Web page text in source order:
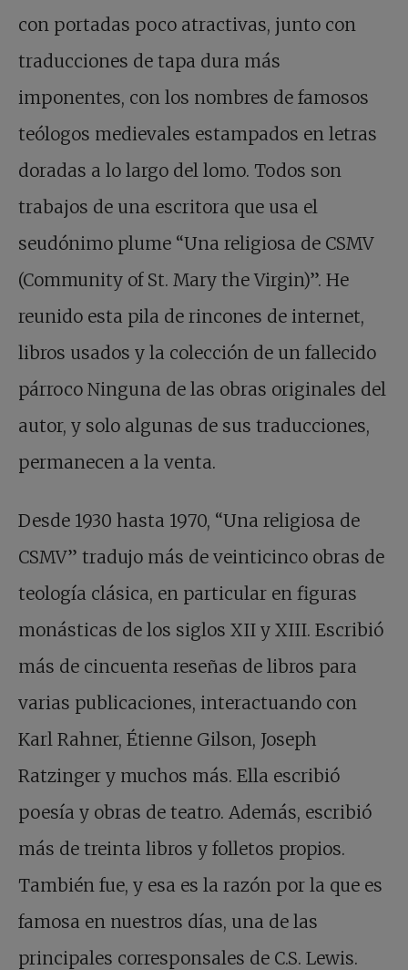
con portadas poco atractivas, junto con
traducciones de tapa dura más
imponentes, con los nombres de famosos
teólogos medievales estampados en letras
doradas a lo largo del lomo. Todos son
trabajos de una escritora que usa el
seudónimo plume “Una religiosa de CSMV
(Community of St. Mary the Virgin)”. He
reunido esta pila de rincones de internet,
libros usados y la colección de un fallecido
párroco Ninguna de las obras originales del
autor, y solo algunas de sus traducciones,
permanecen a la venta.
Desde 1930 hasta 1970, “Una religiosa de
CSMV” tradujo más de veinticinco obras de
teología clásica, en particular en figuras
monásticas de los siglos XII y XIII. Escribió
más de cincuenta reseñas de libros para
varias publicaciones, interactuando con
Karl Rahner, Étienne Gilson, Joseph
Ratzinger y muchos más. Ella escribió
poesía y obras de teatro. Además, escribió
más de treinta libros y folletos propios.
También fue, y esa es la razón por la que es
famosa en nuestros días, una de las
principales corresponsales de C.S. Lewis.